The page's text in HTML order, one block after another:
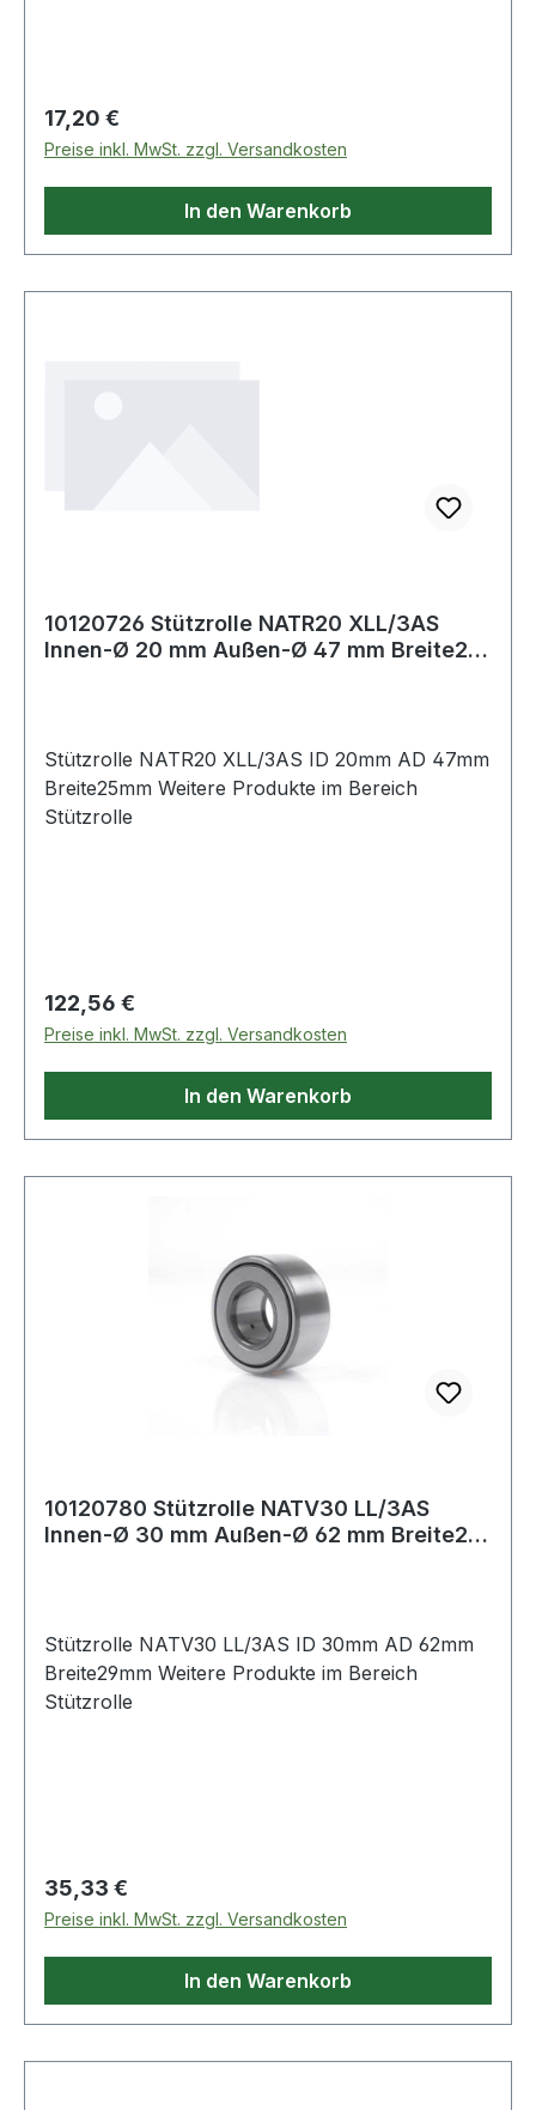
Regulärer Preis:
17,20 €
Preise inkl. MwSt. zzgl. Versandkosten
In den Warenkorb
10120726 Stützrolle NATR20 XLL/3AS
Innen-Ø 20 mm Außen-Ø 47 mm Breite25
Stützrolle NATR20 XLL/3AS ID 20mm AD 47mm
Breite25mm Weitere Produkte im Bereich
Stützrolle
Regulärer Preis:
122,56 €
Preise inkl. MwSt. zzgl. Versandkosten
In den Warenkorb
10120780 Stützrolle NATV30 LL/3AS
Innen-Ø 30 mm Außen-Ø 62 mm Breite29
Stützrolle NATV30 LL/3AS ID 30mm AD 62mm
Breite29mm Weitere Produkte im Bereich
Stützrolle
Regulärer Preis:
35,33 €
Preise inkl. MwSt. zzgl. Versandkosten
In den Warenkorb